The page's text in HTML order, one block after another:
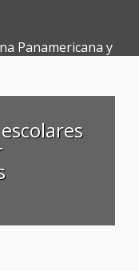
Panamericana y